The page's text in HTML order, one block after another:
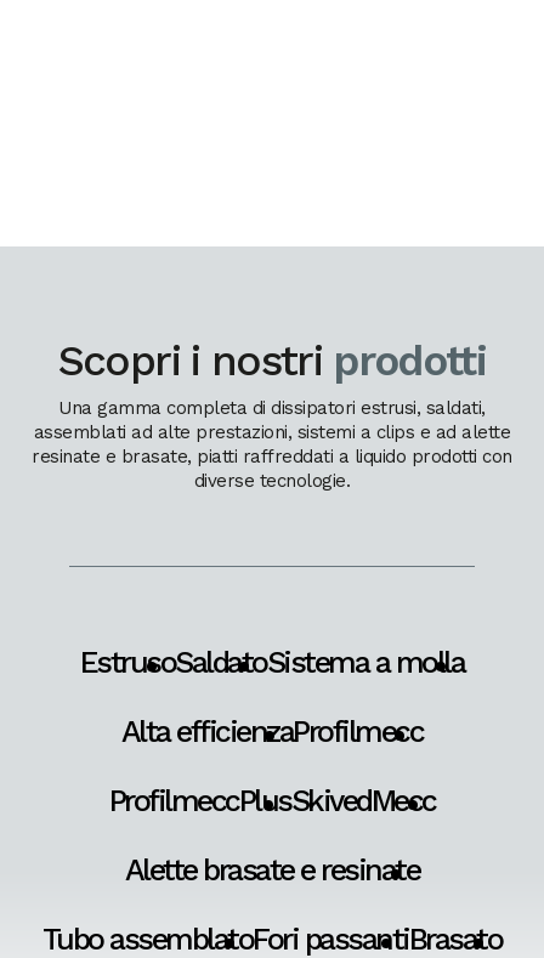
Scopri i nostri prodotti
Una gamma completa di dissipatori estrusi, saldati,
assemblati ad alte prestazioni, sistemi a clips e ad alette
resinate e brasate, piatti raffreddati a liquido prodotti con
diverse tecnologie.
EstrusoSaldatoSistema a molla
Alta efficienzaProfilmecc
ProfilmeccPlusSkivedMecc
Alette brasate e resinate
Tubo assemblatoFori passantiBrasato